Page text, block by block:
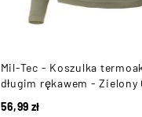
Mil-Tec - Koszulka
długim rękawem - Zielony
56,99 zł